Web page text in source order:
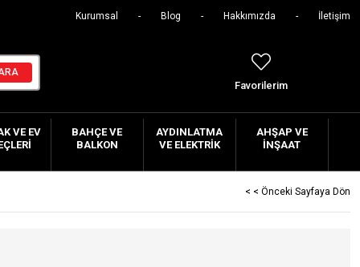
Kurumsal Blog Hakkımızda İletişim
Favorilerim
VE EV
BAHÇE VE
BALKON
AYDINLATMA
VE ELEKTRIK
AHŞAP VE
İNŞAAT
< < Önceki Sayfaya Dön